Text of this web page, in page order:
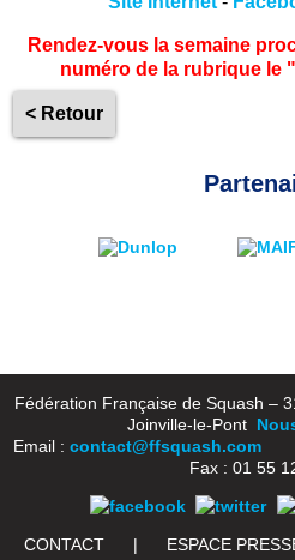
Rendez-vous la semaine
numéro de la rubrique le
< Retour
Fédération Française de Squash –
Joinville-le-Pont
Email : contact@ffsquash.com
Fax : 01 55
CONTACT | ESPACE